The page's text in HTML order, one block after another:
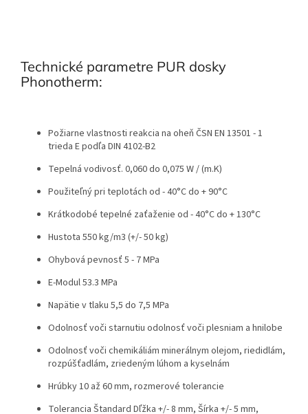
Technické parametre PUR dosky
Phonotherm:
Požiarne vlastnosti reakcia na oheň ČSN EN 13501 - 1
trieda E podľa DIN 4102-B2
Tepelná vodivosť. 0,060 do 0,075 W / (m.K)
Použiteľný pri teplotách od - 40°C do + 90°C
Krátkodobé tepelné zaťaženie od - 40°C do + 130°C
Hustota 550 kg/m3 (+/- 50 kg)
Ohybová pevnosť 5 - 7 MPa
E-Modul 53.3 MPa
Napätie v tlaku 5,5 do 7,5 MPa
Odolnosť voči starnutiu odolnosť voči plesniam a hnilobe
Odolnosť voči chemikáliám minerálnym olejom, riedidlám,
rozpúšťadlám, zriedeným lúhom a kyselnám
Hrúbky 10 až 60 mm, rozmerové tolerancie
Tolerancia Štandard Dľžka +/- 8 mm, Šírka +/- 5 mm,